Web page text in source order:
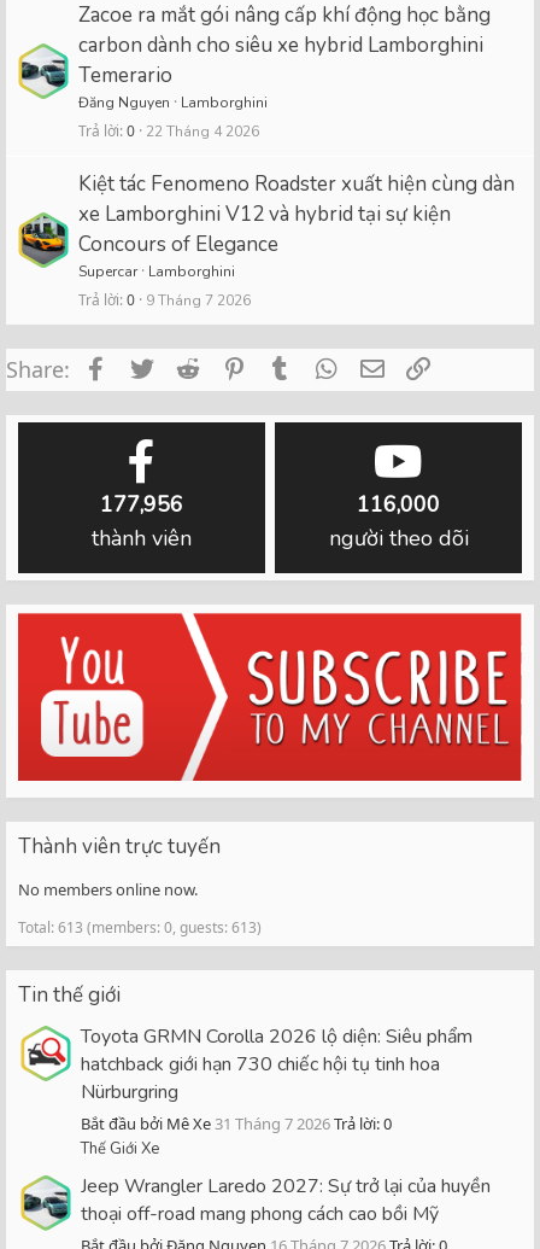
Zacoe ra mắt gói nâng cấp khí động học bằng
carbon dành cho siêu xe hybrid Lamborghini
Temerario
Đăng Nguyen Lamborghini
Trả lời 0 22 Tháng 4 2026
Kiệt tác Fenomeno Roadster xuất hiện cùng dàn
xe Lamborghini V12 và hybrid tại sự kiện
Concours of Elegance
Supercar Lamborghini
Trả lời 0 9 Tháng 7 2026
Share: FacebookTwitterReddit PinterestTumblrWhatsApp
Email
177,956
thành viên
116,000
người theo dõi
Thành viên trực tuyến
No members online now.
Total: 613 (members: 0, guests: 613)
Tin thế giới
Toyota GRMN Corolla 2026 lộ diện: Siêu phẩm
hatchback giới hạn 730 chiếc hội tụ tinh hoa
Nürburgring
Bắt đầu bởi Mê Xe31 Tháng 7 2026Trả lời: 0
Thế Giới Xe
Jeep Wrangler Laredo 2027: Sự trở lại của huyền
thoại off-road mang phong cách cao bồi Mỹ